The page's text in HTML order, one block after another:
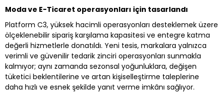
Moda ve E-Ticaret operasyonları için tasarlandı
Platform C3, yüksek hacimli operasyonları desteklemek üzere
ölçeklenebilir sipariş karşılama kapasitesi ve entegre katma
değerli hizmetlerle donatıldı. Yeni tesis, markalara yalnızca
verimli ve güvenilir tedarik zinciri operasyonları sunmakla
kalmıyor; aynı zamanda sezonsal yoğunluklara, değişen
tüketici beklentilerine ve artan kişiselleştirme taleplerine
daha hızlı ve esnek şekilde yanıt verme imkânı sağlıyor.